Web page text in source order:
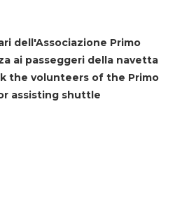
dell'Associazione Primo
ai passeggeri della navetta
the volunteers of the Primo
assisting shuttle